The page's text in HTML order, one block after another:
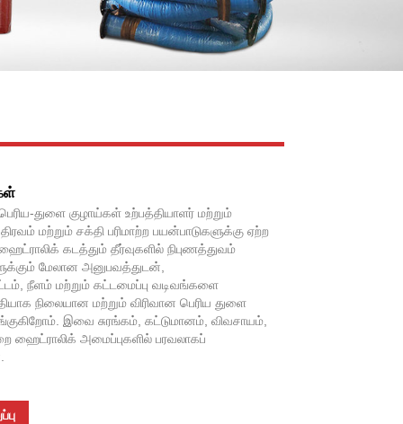
துளை குழாய்கள் உற்பத்தியாளர் மற்றும்
மற்றும் சக்தி பரிமாற்ற பயன்பாடுகளுக்கு ஏற்ற
கடத்தும் தீர்வுகளில் நிபுணத்துவம்
மேலான அனுபவத்துடன்,
நீளம் மற்றும் கட்டமைப்பு வடிவங்களை
நிலையான மற்றும் விரிவான பெரிய துளை
இவை சுரங்கம், கட்டுமானம், விவசாயம்,
ஹைட்ராலிக் அமைப்புகளில் பரவலாகப்